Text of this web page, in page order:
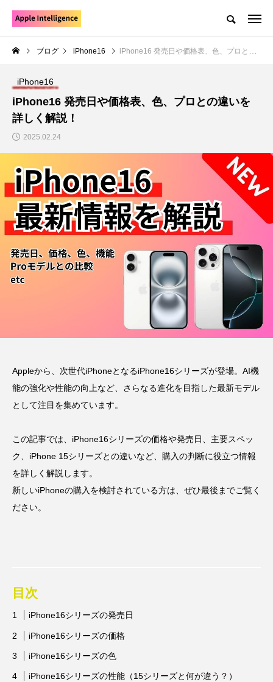
ブログ iPhone16 iPhone16 発売日や価格表、色、プロとの違いを詳しく解説！
iPhone16
iPhone16 発売日や価格表、色、プロとの違いを
詳しく解説！
2025.02.24
Appleから、次世代iPhoneとなるiPhone16シリーズが登場。AI機
能の強化や性能の向上など、さらなる進化を目指した最新モデル
として注目を集めています。
この記事では、iPhone16シリーズの価格や発売日、主要スペッ
ク、iPhone 15シリーズとの違いなど、購入の判断に役立つ情報
を詳しく解説します。
新しいiPhoneの購入を検討されている方は、ぜひ最後までご覧く
ださい。
目次
iPhone16シリーズの発売日
iPhone16シリーズの価格
iPhone16シリーズの色
iPhone16シリーズの性能（15シリーズと何が違う？）